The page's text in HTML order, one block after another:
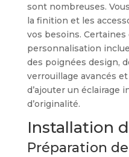
sont nombreuses.
la finition et les
vos besoins.
personnalisation
des poignées design,
verrouillage avancés
d’ajouter un éclairage
d’originalité.
Installation
Préparation